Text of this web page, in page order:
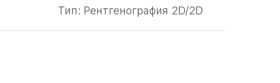
Тип: Рентгенография 2D/2D